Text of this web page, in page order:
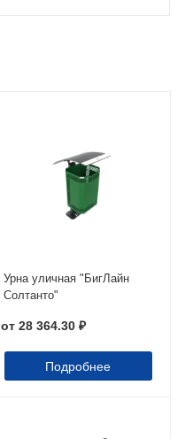
Урна уличная "БигЛайн
Солтанто"
от 28 364.30 ₽
Подробнее